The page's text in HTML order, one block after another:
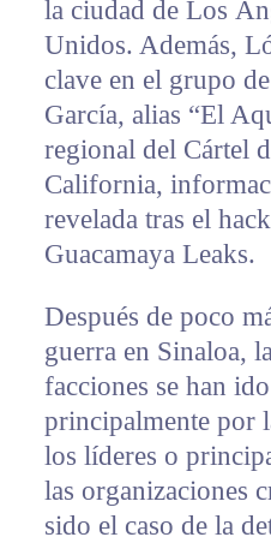
la ciudad de Los
Unidos. Además,
clave en el grupo
García, alias “El
regional del Cártel
California,
revelada tras el
Guacamaya Leaks.
Después de poco
guerra en Sinaloa,
facciones se han
principalmente por
los líderes o
las organizaciones
sido el caso de la